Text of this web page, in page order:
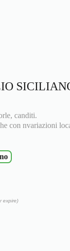
canditi.
con nvariazioni
expire)